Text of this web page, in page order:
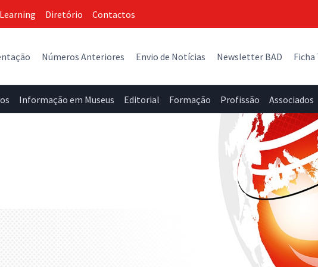
Diretório Contactos
Números Anteriores Envio de Notícias Newsletter BAD Ficha
Informação em Museus Editorial Formação Profissão Associados